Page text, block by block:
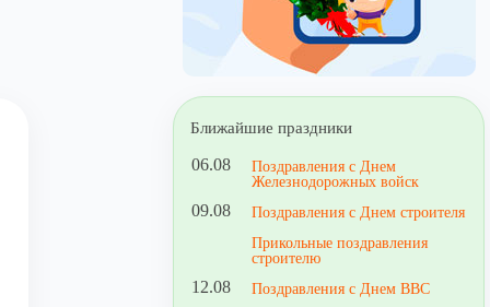
Ближайшие праздники
06.08
Поздравления с Днем
Железнодорожных войск
09.08
Поздравления с Днем строителя
Прикольные поздравления
строителю
12.08 Поздравления с Днем ВВС